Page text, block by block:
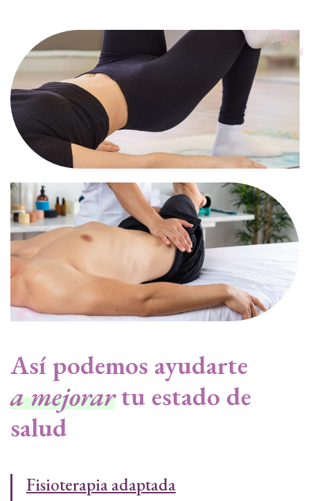
Así podemos ayudarte
a mejorartu estado de
salud
Fisioterapia adaptada